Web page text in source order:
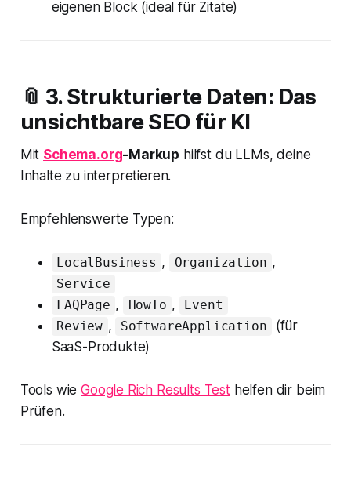
eigenen Block (ideal für Zitate)
📎 3. Strukturierte Daten: Das
unsichtbare SEO für KI
Mit Schema.org-Markup hilfst du LLMs, deine
Inhalte zu interpretieren.
Empfehlenswerte Typen:
LocalBusiness , Organization ,
Service
FAQPage , HowTo ,
Event
Review , SoftwareApplication
(für
SaaS-Produkte)
Tools wieGoogle Rich Results Testhelfen dir beim
Prüfen.